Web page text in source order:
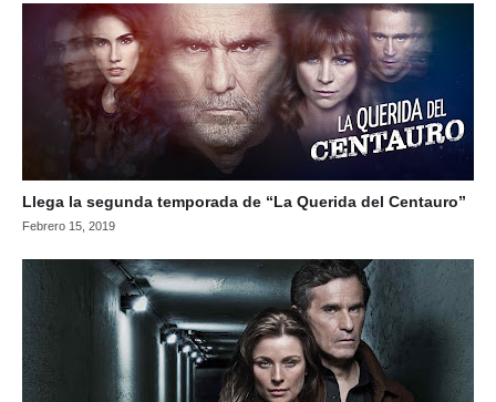
Llega la segunda temporada de “La Querida del Centauro”
Febrero 15, 2019